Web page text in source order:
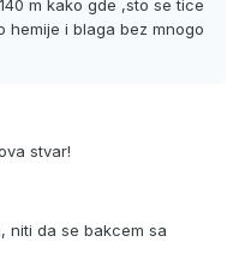
m kako gde ,sto se tice
hemije i blaga bez mnogo
stvar!
niti da se bakcem sa